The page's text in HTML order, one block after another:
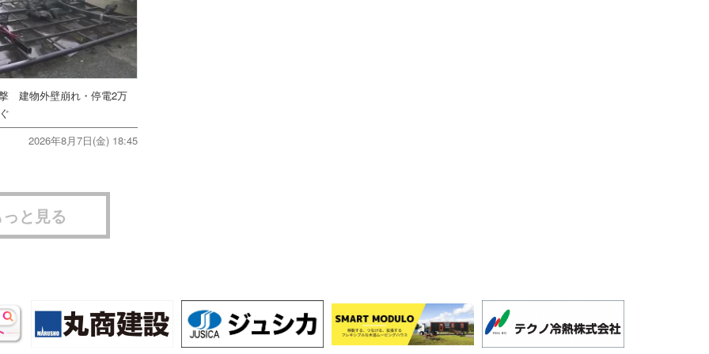
建物外壁崩れ・停電2万
2026年8月7日(金) 18:45
と見る